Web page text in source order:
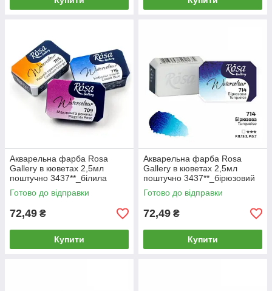
Акварельна фарба Rosa
Gallery в кюветах 2,5мл
поштучно 3437**_білила
цинкові (701)
Готово до відправки
72,49 ₴
Купити
Акварельна фарба Rosa
Gallery в кюветах 2,5мл
поштучно 3437**_бірюзовий
(714)
Готово до відправки
72,49 ₴
Купити